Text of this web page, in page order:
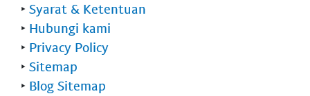
‣ Syarat & Ketentuan
‣ Hubungi kami
‣ Privacy Policy
‣ Sitemap
‣ Blog Sitemap